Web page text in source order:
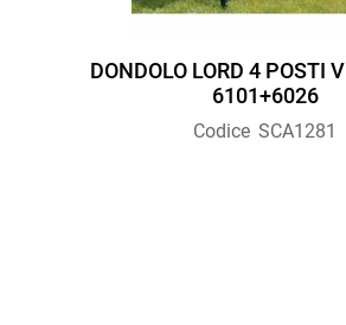
DONDOLO LORD 4 POSTI
6101+6026
Codice SCA1281